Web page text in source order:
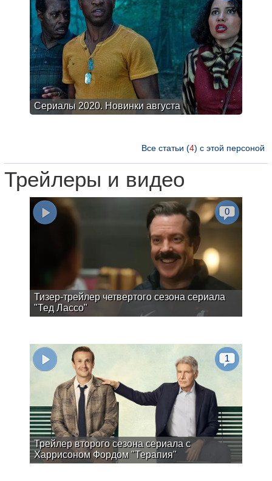
Сериалы 2020. Новинки августа
Все статьи (4) с этой персоной
Трейлеры и видео
Тизер-трейлер четвертого сезона сериала
"Тед Лассо"
0
Трейлер второго сезона сериала с
Харрисоном Фордом "Терапия"
1